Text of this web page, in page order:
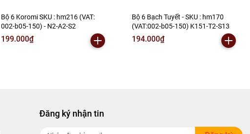
Bộ 6 Koromi SKU : hm216 (VAT:
002-b05-150) - N2-A2-S2
199.000₫
Bộ 6 Bạch Tuyết - SKU : hm170
(VAT:002-b05-150) K151-T2-S13
194.000₫
Đăng ký nhận tin